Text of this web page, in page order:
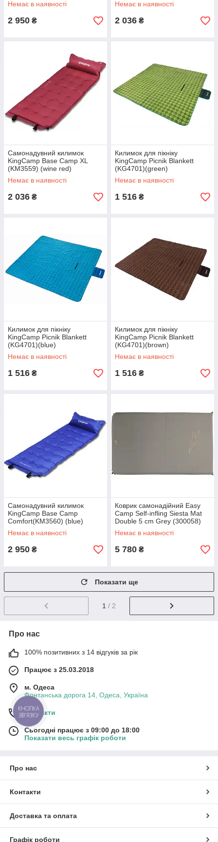
Немає в наявності
2 950 ₴
Немає в наявності
2 036 ₴
Самонадувний килимок
KingCamp Base Camp XL
(KM3559) (wine red)
Немає в наявності
2 036 ₴
Килимок для пікніку
KingCamp Picnik Blankett
(KG4701)(green)
Немає в наявності
1 516 ₴
Килимок для пікніку
KingCamp Picnik Blankett
(KG4701)(blue)
Немає в наявності
1 516 ₴
Килимок для пікніку
KingCamp Picnik Blankett
(KG4701)(brown)
Немає в наявності
1 516 ₴
Самонадувний килимок
KingCamp Base Camp
Comfort(KM3560) (blue)
Немає в наявності
2 950 ₴
Коврик самонадійний Easy
Camp Self-infling Siesta Mat
Double 5 cm Grey (300058)
Немає в наявності
5 780 ₴
Показати ще
1 / 2
Про нас
100% позитивних з 14 відгуків за рік
Працює з 25.03.2018
м. Одеса
Фонтанська дорога 14, Одеса, Україна
Контакти
Сьогодні працює з 09:00 до 18:00
Показати весь графік роботи
Про нас
Контакти
Доставка та оплата
Графік роботи